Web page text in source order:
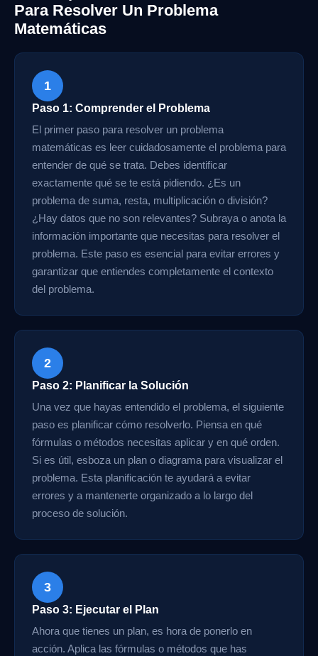
Para Resolver Un Problema
Matemáticas
1
Paso 1: Comprender el Problema
El primer paso para resolver un problema
matemáticas es leer cuidadosamente el problema para
entender de qué se trata. Debes identificar
exactamente qué se te está pidiendo. ¿Es un
problema de suma, resta, multiplicación o división?
¿Hay datos que no son relevantes? Subraya o anota la
información importante que necesitas para resolver el
problema. Este paso es esencial para evitar errores y
garantizar que entiendes completamente el contexto
del problema.
2
Paso 2: Planificar la Solución
Una vez que hayas entendido el problema, el siguiente
paso es planificar cómo resolverlo. Piensa en qué
fórmulas o métodos necesitas aplicar y en qué orden.
Si es útil, esboza un plan o diagrama para visualizar el
problema. Esta planificación te ayudará a evitar
errores y a mantenerte organizado a lo largo del
proceso de solución.
3
Paso 3: Ejecutar el Plan
Ahora que tienes un plan, es hora de ponerlo en
acción. Aplica las fórmulas o métodos que has